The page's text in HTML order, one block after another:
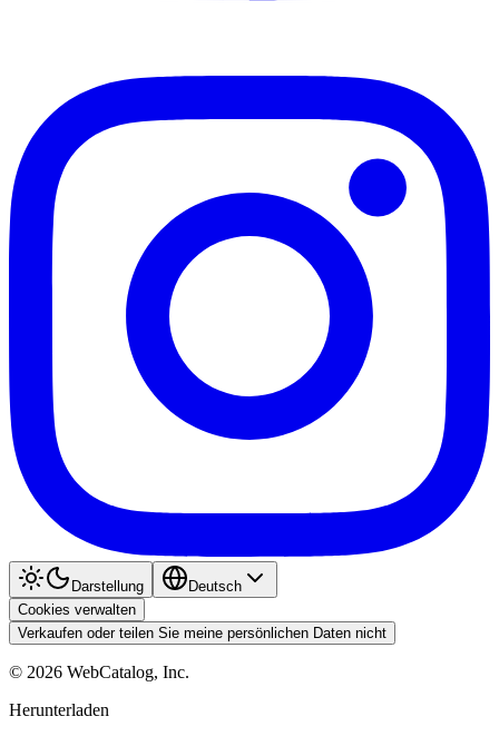
Darstellung
Deutsch
Cookies verwalten
Verkaufen oder teilen Sie meine persönlichen Daten nicht
© 2026 WebCatalog, Inc.
Herunterladen